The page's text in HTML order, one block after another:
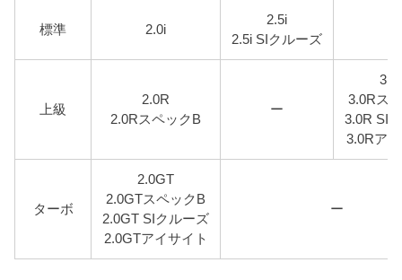
標準 2.0i
2.5i
2.5i SIクルーズ
上級
2.0R
2.0RスペックB
ー
3.0Rス
3.0R SI
3.0Rア
ターボ
2.0GT
2.0GTスペックB
2.0GT SIクルーズ
2.0GTアイサイト
ー